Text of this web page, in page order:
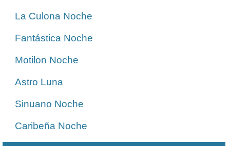
La Culona Noche
Fantástica Noche
Motilon Noche
Astro Luna
Sinuano Noche
Caribeña Noche